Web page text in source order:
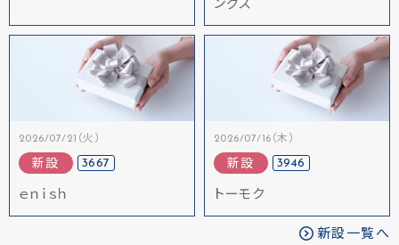
ングス
2026/07/21（火）
新設 3667
ｅｎｉｓｈ
2026/07/16（木）
新設 3946
トーモク
新設一覧へ